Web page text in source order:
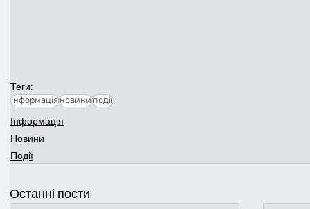
Теги:
інформаціяновиниподії
Інформація
Новини
Події
Останні пости